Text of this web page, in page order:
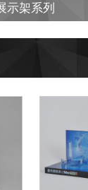
示架系列